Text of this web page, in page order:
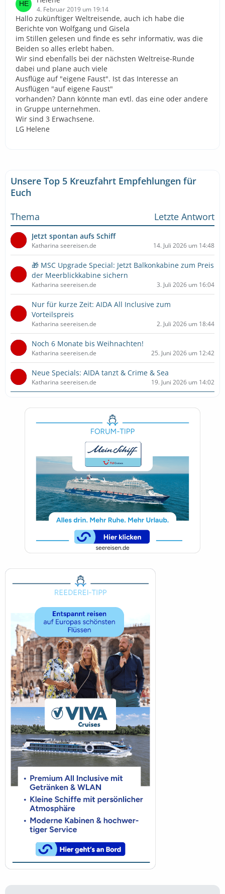
4. Februar 2019 um 19:14
Hallo zukünftiger Weltreisende, auch ich habe die
Berichte von Wolfgang und Gisela
im Stillen gelesen und finde es sehr informativ, was die
Beiden so alles erlebt haben.
Wir sind ebenfalls bei der nächsten Weltreise-Runde
dabei und plane auch viele
Ausflüge auf "eigene Faust". Ist das Interesse an
Ausflügen "auf eigene Faust"
vorhanden? Dann könnte man evtl. das eine oder andere
in Gruppe unternehmen.
Wir sind 3 Erwachsene.
LG Helene
Unsere Top 5 Kreuzfahrt Empfehlungen für
Euch
Thema
Letzte Antwort
Jetzt spontan aufs Schiff
Katharina seereisen.de 14. Juli 2026 um 14:48
🎁 MSC Upgrade Special: Jetzt Balkonkabine zum Preis
der Meerblickkabine sichern
Katharina seereisen.de 3. Juli 2026 um 16:04
Nur für kurze Zeit: AIDA All Inclusive zum
Vorteilspreis
Katharina seereisen.de 2. Juli 2026 um 18:44
Noch 6 Monate bis Weihnachten!
Katharina seereisen.de 25. Juni 2026 um 12:42
Neue Specials: AIDA tanzt & Crime & Sea
Katharina seereisen.de 19. Juni 2026 um 14:02